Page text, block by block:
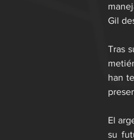
Gil
Tras
han
El
su